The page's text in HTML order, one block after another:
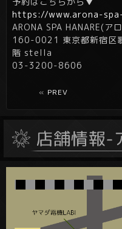
https://www.arona-
ARONA SPA HANARE(ア
160-0021 東京都新宿区
階 stella
03-3200-8606
« PREV